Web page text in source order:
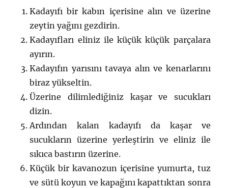
Kadayıfı bir kabın içerisine alın ve üzerine
zeytin yağını gezdirin.
Kadayıfları eliniz ile küçük küçük parçalara
ayırın.
Kadayıfın yarısını tavaya alın ve kenarlarını
biraz yükseltin.
Üzerine dilimlediğiniz kaşar ve sucukları
dizin.
Ardından kalan kadayıfı da kaşar ve
sucukların üzerine yerleştirin ve eliniz ile
sıkıca bastırın üzerine.
Küçük bir kavanozun içerisine yumurta, tuz
ve sütü koyun ve kapağını kapattıktan sonra